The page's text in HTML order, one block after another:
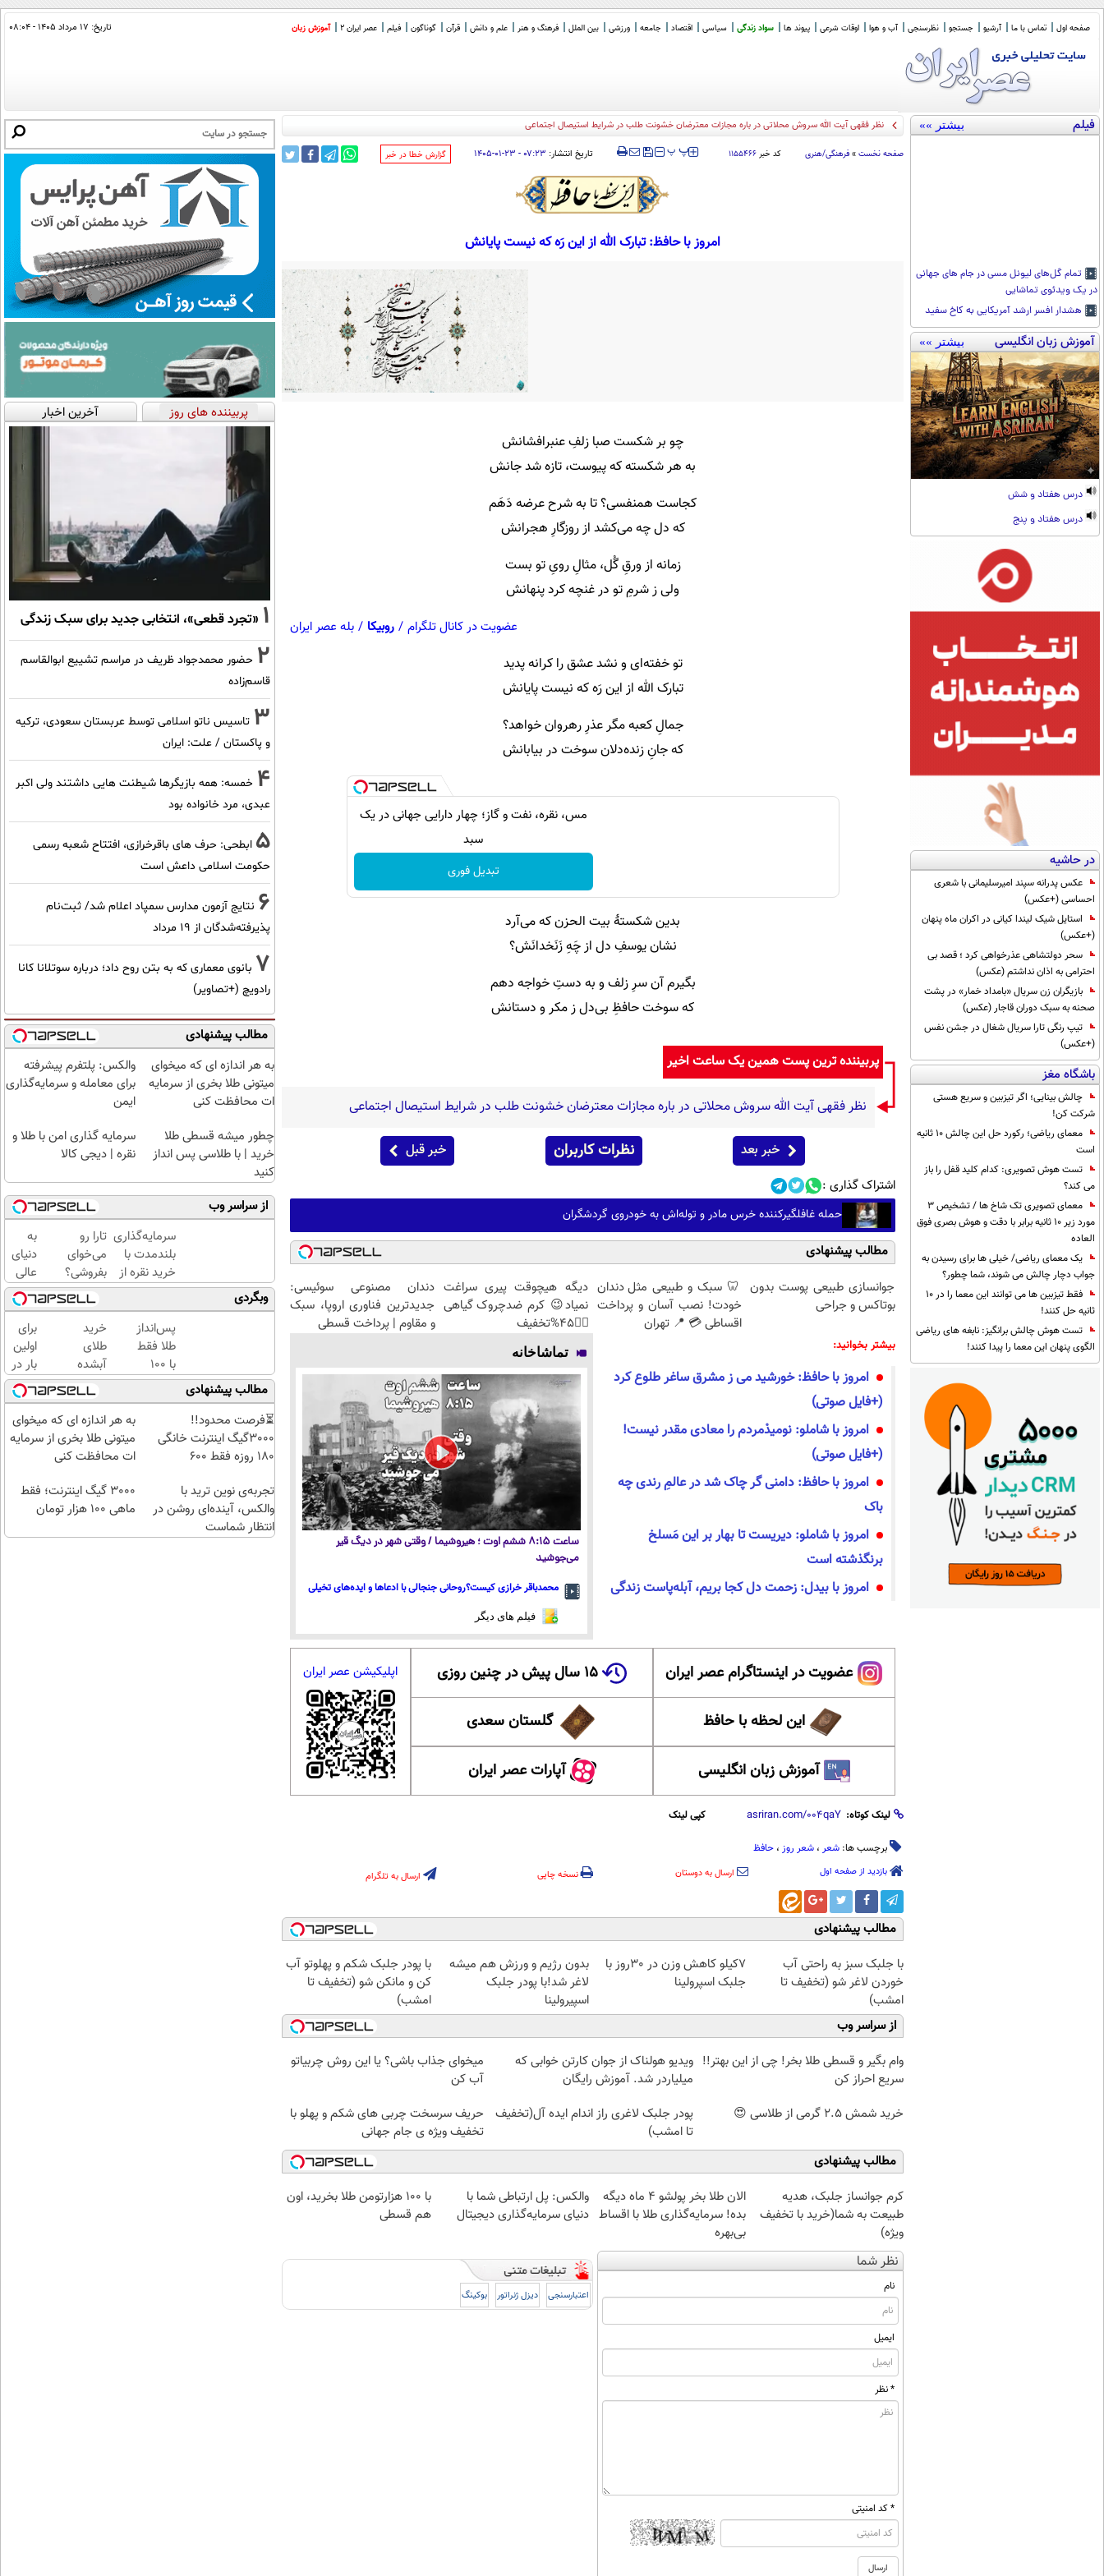
صفحه اول تماس با ما آرشیو جستجو نظرسنجی آب و هوا اوقات شرعی پیوند ها سواد زندگی سیاسی اقتصاد جامعه ورزشی بین الملل فرهنگ و هنر علم و دانش قرآن گوناگون فیلم عصر ایران 2 آموزش زبان تاریخ: ۱۷ مرداد ۱۴۰۵ - ۰۸:۰۴
فیلم بیشتر »»
تمام گل‌های لیونل مسی در جام های جهانی
در یک ویدئوی تماشایی
هشدار افسر ارشد آمریکایی به کاخ سفید
آموزش زبان انگلیسی بیشتر »»
درس هفتاد و شش
درس هفتاد و پنج
در حاشیه
عکس پدرانه سپند امیرسلیمانی با شعری
احساسی (+عکس)
استایل شیک لیندا کیانی در اکران ماه پنهان
(+عکس)
سحر دولتشاهی عذرخواهی کرد ؛ قصد بی
احترامی به اذان نداشتم (عکس)
بازیگران زن سریال «بامداد خمار» در پشت
صحنه به سبک دوران قاجار (عکس)
تیپ رنگی تارا سریال شغال در جشن نفس
(+عکس)
باشگاه مغز
چالش بینایی؛ اگر تیزبین و سریع هستی
شرکت کن!
معمای ریاضی؛ رکورد حل این چالش 10 ثانیه
است
تست هوش تصویری: کدام کلید قفل را باز
می کند؟
معمای تصویری تک شاخ ها / تشخیص 3
مورد زیر 10 ثانیه برابر با دقت و هوش بصری فوق
العاده
یک معمای ریاضی/ خیلی ها برای رسیدن به
جواب دچار چالش می شوند، شما چطور؟
فقط تیزبین ها می توانند این معما را در 10
ثانیه حل کنند!
تست هوش چالش برانگیز: نابغه های ریاضی
الگوی پنهان این معما را پیدا کنند!
امروز با سع_
صفحه نخست » فرهنگی/هنری کد خبر۱۱۵۵۴۶۶ ‍‍‍ پپ تاریخ انتشار: ۰۷:۲۳ - ۲۳-۰۱-۱۴۰۵ ‌گزارش خطا در خبر
امروز با حافظ: تبارک الله از این رَه که نیست پایانش
چو بر شکست صبا زلفِ عنبرافشانش
به هر شکسته که پیوست، تازه شد جانش
کجاست همنفسی؟ تا به شرح عرضه دَهَم
که دل چه می‌کشد از روزگارِ هجرانش
زمانه از ورقِ گُل، مثالِ رویِ تو بست
ولی ز شرمِ تو در غنچه کرد پنهانش
عضویت در کانال تلگرام / روبیکا / بله عصر ایران
تو خفته‌ای و نشد عشق را کرانه پدید
تبارک الله از این رَه که نیست پایانش
جمالِ کعبه مگر عذرِ رهروان خواهد؟
که جانِ زنده‌دلان سوخت در بیابانش
مس، نقره، نفت و گاز؛ چهار دارایی جهانی در یک
سبد
تبدیل فوری
بدین شکستهٔ بیت الحزن که می‌آرد
نشان یوسفِ دل از چَهِ زَنَخدانَش؟
بگیرم آن سرِ زلف و به دستِ خواجه دهم
که سوخت حافظِ بی‌دل ز مکر و دستانش
پربیننده ترین پست همین یک ساعت اخیر
نظر فقهی آیت الله سروش محلاتی در باره مجازات معترضان خشونت طلب در شرایط استیصال اجتماعی
خبر بعد نظرات کاربران خبر قبل
اشتراک گذاری :
حمله غافلگیرکننده خرس مادر و توله‌اش به خودروی گردشگران
مطالب پیشنهادی
جوانسازی طبیعی پوست بدون
بوتاکس و جراحی
🦷 سبک و طبیعی مثل دندان
خودت! نصب آسان و پرداخت
اقساطی 💳 📍 تهران
دیگه هیچوقت پیری سراغت
نمیاد😉 کرم ضدچروک گیاهی
👈🏻45%تخفیف
دندان مصنوعی سوئیسی:
جدیدترین فناوری اروپا، سبک
و مقاوم | پرداخت قسطی
بیشتر بخوانید:
امروز با حافظ: خورشید می ز مشرق ساغر طلوع کرد
(+فایل صوتی)
امروز با شاملو: نومیدْمردم را معادی مقدر نیست!
(+فایل صوتی)
امروز با حافظ: دامنی گر چاک شد در عالمِ رندی چه
باک
امروز با شاملو: دیریست تا بهار بر این مَسلخ
برنگذشته است
امروز با بیدل: زحمت دل کجا بریم، آبله‌پاست زندگی
تماشاخانه
ساعت ۸:۱۵ ششم اوت ؛ هیروشیما / وقتی شهر در دیگ قیر
می‌جوشید
محمدباقر خرازی کیست؟روحانی جنجالی با ادعاها و ایده‌های تخیلی
فیلم های دیگر
عضویت در اینستاگرام عصر ایران ۱۵ سال پیش در چنین روزی
این لحظه با حافظ گلستان سعدی
آموزش زبان انگلیسی آپارات عصر ایران
اپلیکیشن عصر ایران
لینک کوتاه: کپی لینک
برچسب ها: شعر ، شعر روز ، حافظ
بازدید از صفحه اول ارسال به دوستان نسخه چاپی ارسال به تلگرام
مطالب پیشنهادی
با جلبک سبز به راحتی آب
خوردن لاغر شو (تخفیف تا
امشب)
7کیلو کاهش وزن در 30روز با
جلبک اسپرولینا
بدون رژیم و ورزش هم میشه
لاغر شد!با پودر جلبک
اسپیرولینا
با پودر جلبک شکم و پهلوتو آب
کن و مانکن شو (تخفیف تا
امشب)
از سراسر وب
وام بگیر و قسطی طلا بخر! چی از این بهتر!!
سریع احراز کن
ویدیو هولناک از جوان کارتن خوابی که
میلیاردر شد. آموزش رایگان
میخوای جذاب باشی؟ یا این روش چربیاتو
آب کن
خرید شمش 2.5 گرمی از طلاسی 😍
پودر جلبک لاغری راز اندام ایده آل(تخفیف
تا امشب)
حریف سرسخت چربی های شکم و پهلو با
تخفیف ویژه ی جام جهانی
مطالب پیشنهادی
کرم جوانساز جلبک، هدیه
طبیعت به شما(خرید با تخفیف
ویژه)
الان طلا بخر پولشو 4 ماه دیگه
بده! سرمایه‌گذاری طلا با اقساط
بی‌بهره
والکس: پل ارتباطی شما با
دنیای سرمایه‌گذاری دیجیتال
با ۱۰۰ هزارتومن طلا بخرید، اون
هم قسطی
نظر شما
نام
ایمیل
* نظر
* کد امنیتی
اعتبارسنجی دیزل ژنراتور بوکینگ
پربیننده های روز آخرین اخبار
1 «تجرد قطعی»، انتخابی جدید برای سبک زندگی
2 حضور محمدجواد ظریف در مراسم تشییع ابوالقاسم
قاسم‌زاده
3 تاسیس ناتو اسلامی توسط عربستان سعودی، ترکیه
و پاکستان / علت: ایران
4 خمسه: همه بازیگرها شیطنت هایی داشتند ولی اکبر
عبدی، مرد خانواده بود
5 ابطحی: حرف های باقرخرازی، افتتاح شعبه رسمی
حکومت اسلامی داعش است
6 نتایج آزمون مدارس سمپاد اعلام شد/ ثبت‌نام
پذیرفته‌شدگان از ۱۹ مرداد
7 بانوی معماری که به بتن روح داد؛ درباره سوتلانا کانا
رادویچ (+تصاویر)
مطالب پیشنهادی
به هر اندازه ای که میخوای
میتونی طلا بخری از سرمایه
ات محافظت کنی
والکس: پلتفرم پیشرفته
برای معامله و سرمایه‌گذاری
ایمن
چطور میشه قسطی طلا
خرید | با طلاسی پس انداز
کنید
سرمایه گذاری امن با طلا و
نقره | دیجی کالا
از سراسر وب
سرمایه‌گذاری
بلندمدت با
خرید نقره از
دیجی‌کالا
تارا رو
می‌خوای
بفروشی؟
با
خودرو۴۵
یک‌روزه
بفروشش
به
دنیای
عالی
بازار
والکس
خوش
آمدید!
ترید را
آغاز
کنید!
وبگردی
پس‌انداز
طلا فقط
با ۱۰۰
هزارتومان
(امن و
خرید
طلای
آبشده
حتی با
۱۰۰هزارتومان
برای
اولین
بار در
ایران
🇮🇷
این
دکتر
کننده
23
مطالب پیشنهادی
⏳فرصت محدود!!
3000گیگ اینترنت خانگی
180 روزه فقط 600
به هر اندازه ای که میخوای
میتونی طلا بخری از سرمایه
ات محافظت کنی
تجربه‌ی نوین ترید با
والکس، آینده‌ای روشن در
انتظار شماست
3000 گیگ اینترنت؛ فقط
ماهی 100 هزار تومان